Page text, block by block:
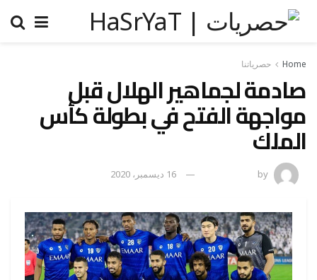
Home حصرياتنا
صادمة لجماهير الهلال قبل
مواجهة الفتح في بطولة كأس
الملك
by 16 ديسمبر، 2020